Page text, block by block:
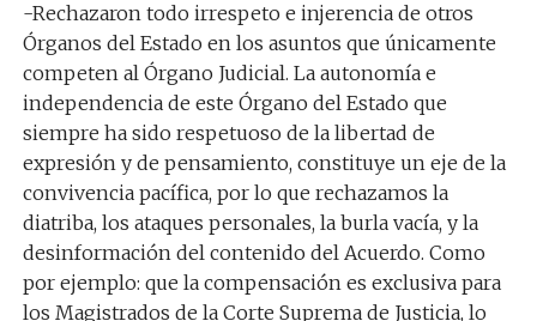
-Rechazaron todo irrespeto e injerencia de otros
Órganos del Estado en los asuntos que únicamente
competen al Órgano Judicial. La autonomía e
independencia de este Órgano del Estado que
siempre ha sido respetuoso de la libertad de
expresión y de pensamiento, constituye un eje de la
convivencia pacífica, por lo que rechazamos la
diatriba, los ataques personales, la burla vacía, y la
desinformación del contenido del Acuerdo. Como
por ejemplo: que la compensación es exclusiva para
los Magistrados de la Corte Suprema de Justicia, lo